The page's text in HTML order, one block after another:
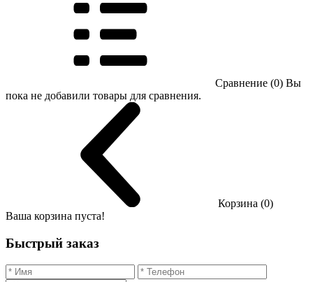
Сравнение (0) Вы
пока не добавили товары для сравнения.
Корзина (0)
Ваша корзина пуста!
Быстрый заказ